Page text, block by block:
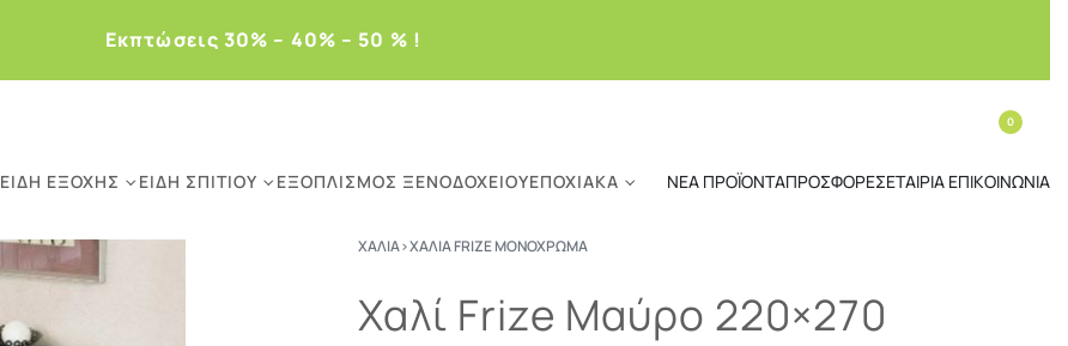
Eκπτώσεις 30% – 40% – 50 % !
0
ΕΊΔΗ ΕΞΟΧΉΣ ΕΊΔΗ ΣΠΙΤΙΟΎ ΕΞΟΠΛΙΣΜΌΣ ΞΕΝΟΔΟΧΕΊΟΥΕΠΟΧΙΑΚΆ ΝΈΑ ΠΡΟΪΌΝΤΑΠΡΟΣΦΟΡΈΣΕΤΑΙΡΊΑ ΕΠΙΚΟΙΝΩΝΊΑ
ΧΑΛΙΆ›ΧΑΛΙΆ FRIZE ΜΟΝΌΧΡΩΜΑ
Χαλί Frize Μαύρο 220×270